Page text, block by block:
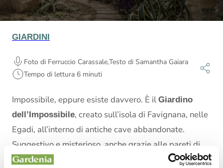
GIARDINI
Foto di Ferruccio Carassale,Testo di Samantha Gaiara
Tempo di lettura 6 minuti
Impossibile, eppure esiste davvero. È il Giardino
dell’Impossibile, creato sull’isola di Favignana, nelle
Egadi, all’interno di antiche cave abbandonate.
Suggestivo e misterioso, anche grazie alle pareti di
roccia, ospita piante mediterranee. Ma non solo.